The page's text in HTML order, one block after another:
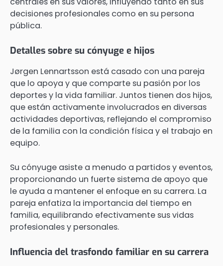
decisiones profesionales como en su persona
pública.
Detalles sobre su cónyuge e hijos
Jørgen Lennartsson está casado con una pareja
que lo apoya y que comparte su pasión por los
deportes y la vida familiar. Juntos tienen dos hijos,
que están activamente involucrados en diversas
actividades deportivas, reflejando el compromiso
de la familia con la condición física y el trabajo en
equipo.
Su cónyuge asiste a menudo a partidos y eventos,
proporcionando un fuerte sistema de apoyo que
le ayuda a mantener el enfoque en su carrera. La
pareja enfatiza la importancia del tiempo en
familia, equilibrando efectivamente sus vidas
profesionales y personales.
Influencia del trasfondo familiar en su carrera